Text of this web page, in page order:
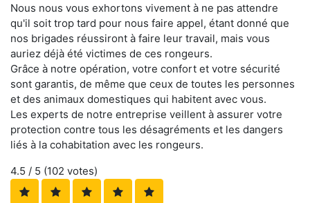
Nous nous vous exhortons vivement à ne pas attendre
qu'il soit trop tard pour nous faire appel, étant donné que
nos brigades réussiront à faire leur travail, mais vous
auriez déjà été victimes de ces rongeurs.
Grâce à notre opération, votre confort et votre sécurité
sont garantis, de même que ceux de toutes les personnes
et des animaux domestiques qui habitent avec vous.
Les experts de notre entreprise veillent à assurer votre
protection contre tous les désagréments et les dangers
liés à la cohabitation avec les rongeurs.
4.5 / 5 (102 votes)